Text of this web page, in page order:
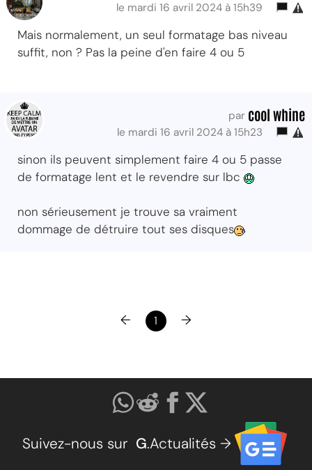
le mardi 16 avril 2024 à 15h39
Mais normalement, un seul formatage bas niveau
suffit, non ? Pas la peine d'en faire 4 ou 5
par cool whine
le mardi 16 avril 2024 à 15h23
sinon ils peuvent simplement faire 4 ou 5 passe
de formatage lent et le revendre sur lbc
non sérieusement je trouve sa vraiment
dommage de détruire tout ses disques
← 1 →
Suivez-nous sur G.Actualités →